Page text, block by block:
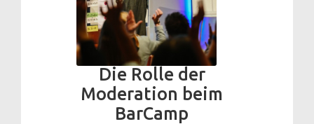
Die Rolle der
Moderation beim
BarCamp